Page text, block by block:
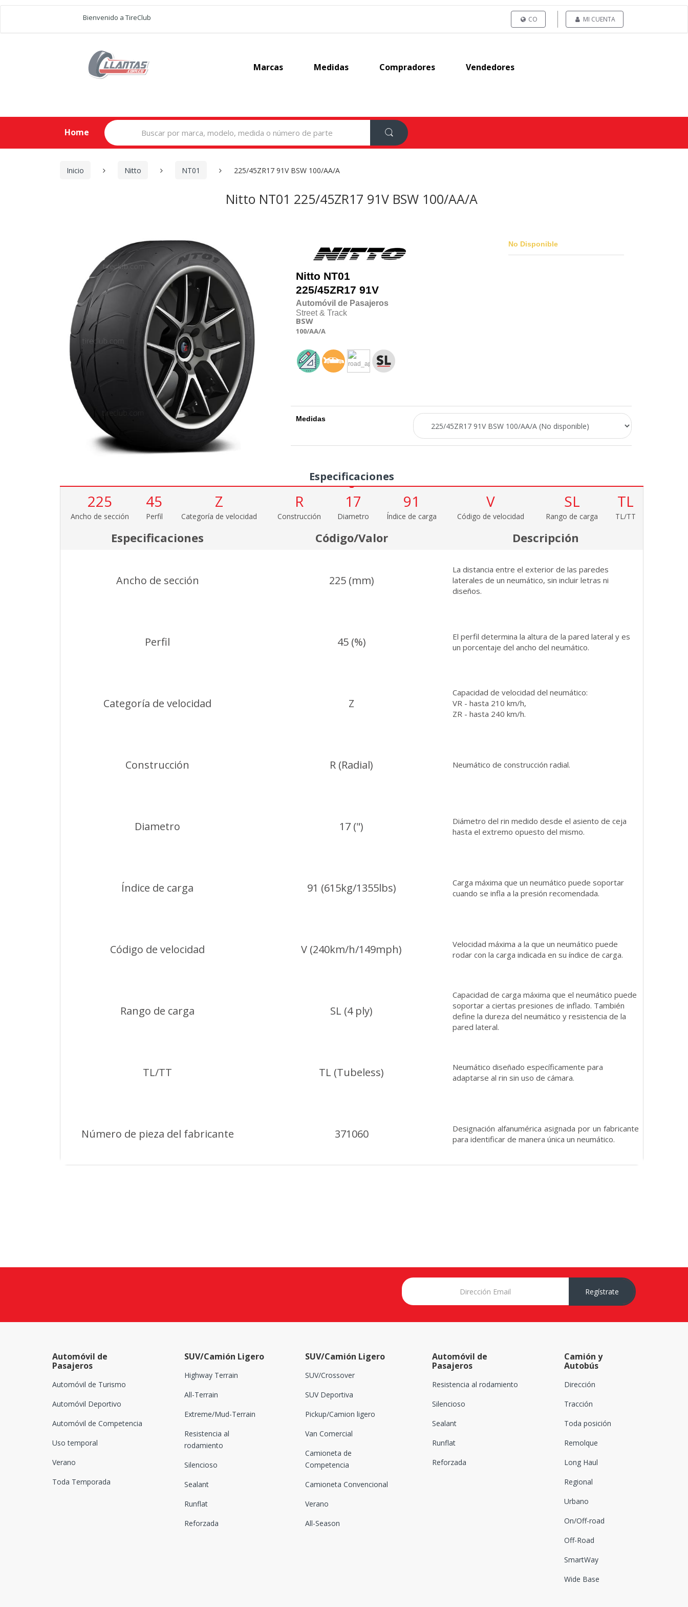
Bienvenido a TireClub CO MI CUENTA
Marcas Medidas Compradores Vendedores
Home
Search
for:
Inicio Nitto NT01 225/45ZR17 91V BSW 100/AA/A
Nitto NT01 225/45ZR17 91V BSW 100/AA/A
Nitto NT01
225/45ZR17 91V
Automóvil de Pasajeros
Street & Track
BSW
100/AA/A
No Disponible
Medidas
Especificaciones
225
Ancho de sección
45
Perfil
Z
Categoría de velocidad
R
Construcción
17
Diametro
91
Índice de carga
V
Código de velocidad
SL
Rango de carga
TL
TL/TT
Especificaciones Código/Valor Descripción
Ancho de sección 225 (mm)
La distancia entre el exterior de las paredes
laterales de un neumático, sin incluir letras ni
diseños.
Perfil 45 (%)
El perfil determina la altura de la pared lateral y es
un porcentaje del ancho del neumático.
Categoría de velocidad Z
Capacidad de velocidad del neumático:
VR - hasta 210 km/h,
ZR - hasta 240 km/h.
Construcción R (Radial) Neumático de construcción radial.
Diametro 17 (")
Diámetro del rin medido desde el asiento de ceja
hasta el extremo opuesto del mismo.
Índice de carga 91 (615kg/1355lbs)
Carga máxima que un neumático puede soportar
cuando se infla a la presión recomendada.
Código de velocidad V (240km/h/149mph)
Velocidad máxima a la que un neumático puede
rodar con la carga indicada en su índice de carga.
Rango de carga SL (4 ply)
Capacidad de carga máxima que el neumático puede
soportar a ciertas presiones de inflado. También
define la dureza del neumático y resistencia de la
pared lateral.
TL/TT TL (Tubeless)
Neumático diseñado específicamente para
adaptarse al rin sin uso de cámara.
Número de pieza del fabricante 371060
Designación alfanumérica asignada por un fabricante
para identificar de manera única un neumático.
Regístrate
Automóvil de
Pasajeros
Automóvil de Turismo
Automóvil Deportivo
Automóvil de Competencia
Uso temporal
Verano
Toda Temporada
SUV/Camión Ligero
Highway Terrain
All-Terrain
Extreme/Mud-Terrain
Resistencia al
rodamiento
Silencioso
Sealant
Runflat
Reforzada
SUV/Camión Ligero
SUV/Crossover
SUV Deportiva
Pickup/Camion ligero
Van Comercial
Camioneta de
Competencia
Camioneta Convencional
Verano
All-Season
Automóvil de
Pasajeros
Resistencia al rodamiento
Silencioso
Sealant
Runflat
Reforzada
Camión y
Autobús
Dirección
Tracción
Toda posición
Remolque
Long Haul
Regional
Urbano
On/Off-road
Off-Road
SmartWay
Wide Base